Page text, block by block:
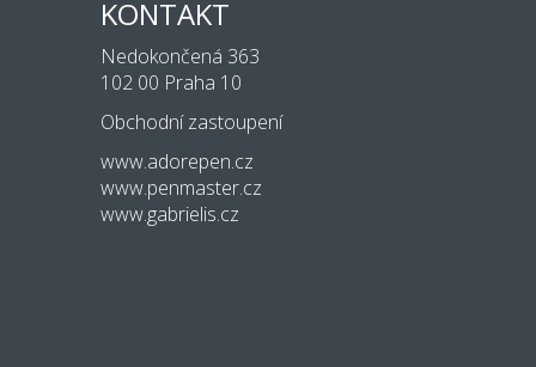
KONTAKT
Nedokončená 363
102 00 Praha 10
Obchodní zastoupení
www.adorepen.cz
www.penmaster.cz
www.gabrielis.cz